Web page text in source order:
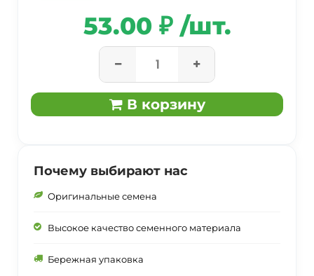
53.00 ₽ /шт.
В корзину
Почему выбирают нас
Оригинальные семена
Высокое качество семенного материала
Бережная упаковка